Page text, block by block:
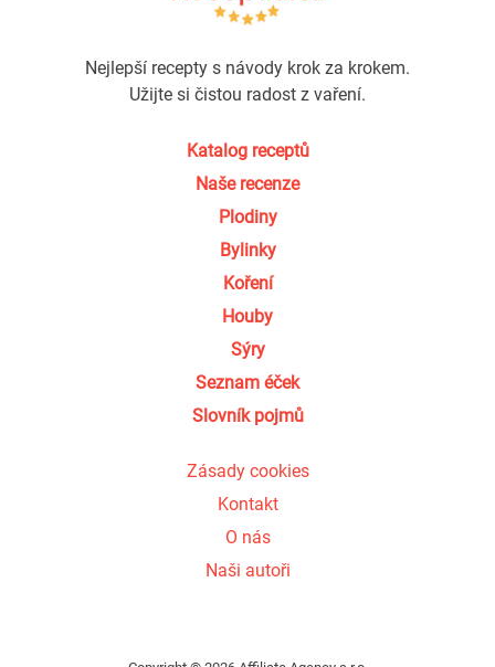
Nejlepší recepty s návody krok za krokem.
Užijte si čistou radost z vaření.
Katalog receptů
Naše recenze
Plodiny
Bylinky
Koření
Houby
Sýry
Seznam éček
Slovník pojmů
Zásady cookies
Kontakt
O nás
Naši autoři